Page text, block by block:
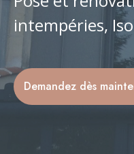
intempéries,
Demandez dès